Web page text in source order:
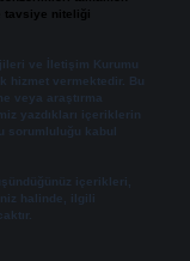
tavsiye niteliği
ve İletişim Kurumu
hizmet vermektedir. Bu
veya araştırma
yazdıkları içeriklerin
sorumluluğu kabul
içerikleri,
halinde, ilgili